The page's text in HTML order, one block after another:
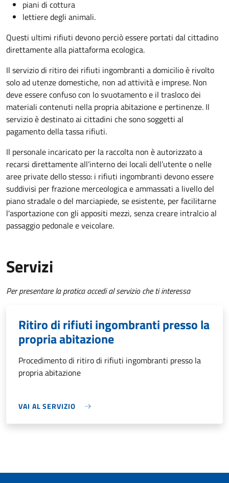
piani di cottura
lettiere degli animali.
Questi ultimi rifiuti devono perciò essere portati dal cittadino
direttamente alla piattaforma ecologica.
Il servizio di ritiro dei rifiuti ingombranti a domicilio è rivolto
solo ad utenze domestiche, non ad attività e imprese. Non
deve essere confuso con lo svuotamento e il trasloco dei
materiali contenuti nella propria abitazione e pertinenze. Il
servizio è destinato ai cittadini che sono soggetti al
pagamento della tassa rifiuti.
Il personale incaricato per la raccolta non è autorizzato a
recarsi direttamente all’interno dei locali dell’utente o nelle
aree private dello stesso: i rifiuti ingombranti devono essere
suddivisi per frazione merceologica e ammassati a livello del
piano stradale o del marciapiede, se esistente, per facilitarne
l'asportazione con gli appositi mezzi, senza creare intralcio al
passaggio pedonale e veicolare.
Servizi
Per presentare la pratica accedi al servizio che ti interessa
Ritiro di rifiuti ingombranti presso la
propria abitazione
Procedimento di ritiro di rifiuti ingombranti presso la
propria abitazione
VAI AL SERVIZIO